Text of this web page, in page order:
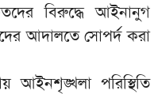
বিরুদ্ধে আইনানুগ
আদালতে সোপর্দ করা
আইনশৃঙ্খলা পরিস্থিতি